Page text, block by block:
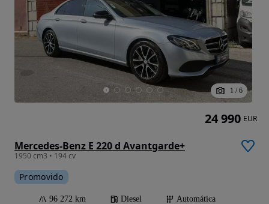
1 / 6
Mercedes-Benz E 220 d Avantgarde+
1950 cm3 • 194 cv
Promovido
96 272 km Diesel
Automática
24 990 EUR